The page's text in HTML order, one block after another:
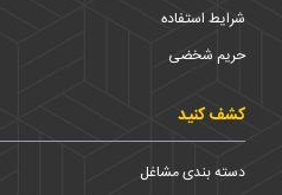
شرایط استفاده
حریم شخضی
کشف کنید
دسته بندی مشاغل